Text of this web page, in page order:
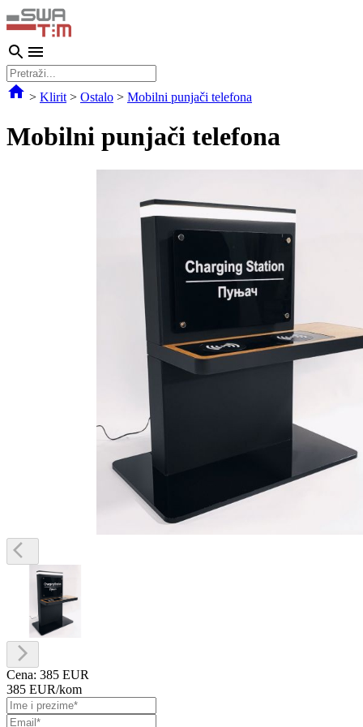
> Klirit > Ostalo > Mobilni punjači telefona
Mobilni punjači telefona
Cena: 385 EUR
385 EUR/kom